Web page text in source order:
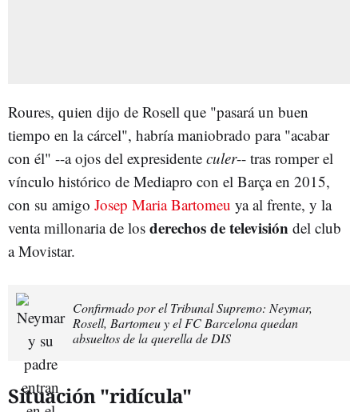
Roures, quien dijo de Rosell que "pasará un buen
tiempo en la cárcel", habría maniobrado para "acabar
con él" --a ojos del expresidente culer-- tras romper el
vínculo histórico de Mediapro con el Barça en 2015,
con su amigo Josep Maria Bartomeu ya al frente, y la
venta millonaria de los derechos de televisión del club
a Movistar.
Confirmado por el Tribunal Supremo: Neymar,
Rosell, Bartomeu y el FC Barcelona quedan
absueltos de la querella de DIS
Situación "ridícula"